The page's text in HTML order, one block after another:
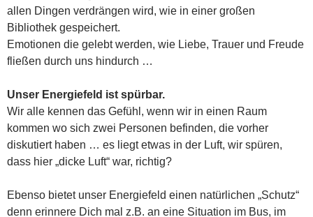
allen Dingen verdrängen wird, wie in einer großen
Bibliothek gespeichert.
Emotionen die gelebt werden, wie Liebe, Trauer und Freude
fließen durch uns hindurch …
Unser Energiefeld ist spürbar.
Wir alle kennen das Gefühl, wenn wir in einen Raum
kommen wo sich zwei Personen befinden, die vorher
diskutiert haben … es liegt etwas in der Luft, wir spüren,
dass hier „dicke Luft“ war, richtig?
Ebenso bietet unser Energiefeld einen natürlichen „Schutz“
denn erinnere Dich mal z.B. an eine Situation im Bus, im